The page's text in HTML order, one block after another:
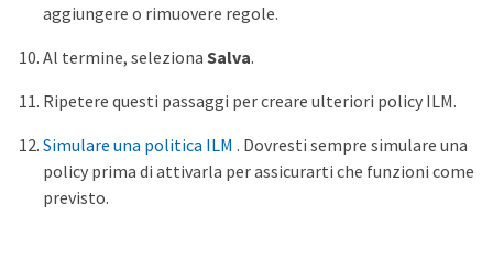
aggiungere o rimuovere regole.
Al termine, seleziona Salva.
Ripetere questi passaggi per creare ulteriori policy ILM.
Simulare una politica ILM . Dovresti sempre simulare una
policy prima di attivarla per assicurarti che funzioni come
previsto.